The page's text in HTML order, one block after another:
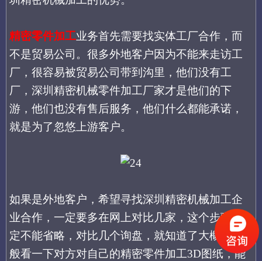
精密零件加工业务首先需要找实体工厂合作，而
不是贸易公司。很多外地客户因为不能来走访工
厂，很容易被贸易公司带到沟里，他们没有工
厂，深圳精密机械零件加工厂家才是他们的下
游，他们也没有售后服务，他们什么都能承诺，
就是为了忽悠上游客户。
如果是外地客户，希望寻找深圳精密机械加工企
业合作，一定要多在网上对比几家，这个步骤一
定不能省略，对比几个询盘，就知道了大概。一
般看一下对方对自己的精密零件加工3D图纸，能